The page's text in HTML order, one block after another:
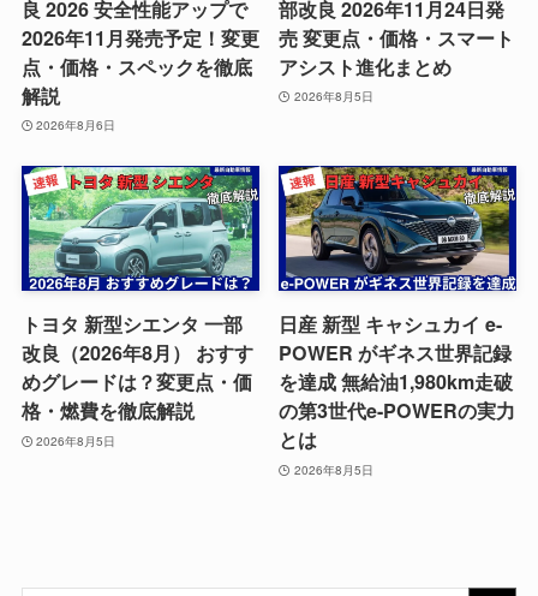
良 2026 安全性能アップで
2026年11月発売予定！変更
点・価格・スペックを徹底
解説
2026年8月6日
部改良 2026年11月24日発
売 変更点・価格・スマート
アシスト進化まとめ
2026年8月5日
トヨタ 新型シエンタ 一部
改良（2026年8月） おすす
めグレードは？変更点・価
格・燃費を徹底解説
2026年8月5日
日産 新型 キャシュカイ e-
POWER がギネス世界記録
を達成 無給油1,980km走破
の第3世代e-POWERの実力
とは
2026年8月5日